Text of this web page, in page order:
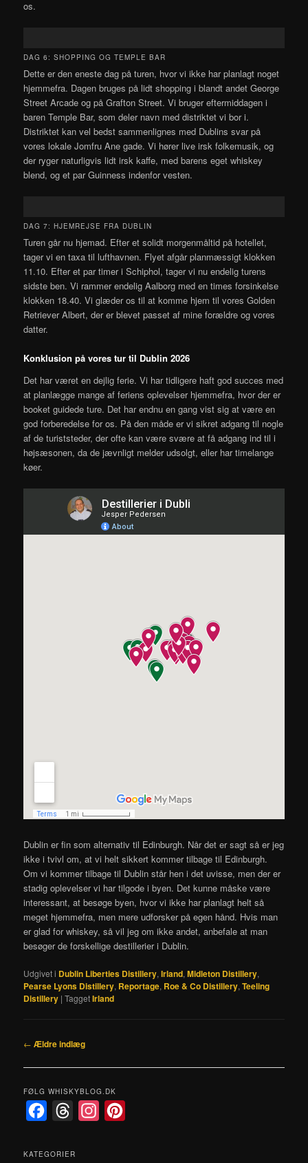
os.
DAG 6: SHOPPING OG TEMPLE BAR
Dette er den eneste dag på turen, hvor vi ikke har planlagt noget
hjemmefra. Dagen bruges på lidt shopping i blandt andet George
Street Arcade og på Grafton Street. Vi bruger eftermiddagen i
baren Temple Bar, som deler navn med distriktet vi bor i.
Distriktet kan vel bedst sammenlignes med Dublins svar på
vores lokale Jomfru Ane gade. Vi hører live irsk folkemusik, og
der ryger naturligvis lidt irsk kaffe, med barens eget whiskey
blend, og et par Guinness indenfor vesten.
DAG 7: HJEMREJSE FRA DUBLIN
Turen går nu hjemad. Efter et solidt morgenmåltid på hotellet,
tager vi en taxa til lufthavnen. Flyet afgår planmæssigt klokken
11.10. Efter et par timer i Schiphol, tager vi nu endelig turens
sidste ben. Vi rammer endelig Aalborg med en times forsinkelse
klokken 18.40. Vi glæder os til at komme hjem til vores Golden
Retriever Albert, der er blevet passet af mine forældre og vores
datter.
Konklusion på vores tur til Dublin 2026
Det har været en dejlig ferie. Vi har tidligere haft god succes med
at planlægge mange af feriens oplevelser hjemmefra, hvor der er
booket guidede ture. Det har endnu en gang vist sig at være en
god forberedelse for os. På den måde er vi sikret adgang til nogle
af de turiststeder, der ofte kan være svære at få adgang ind til i
højsæsonen, da de jævnligt melder udsolgt, eller har timelange
køer.
Dublin er fin som alternativ til Edinburgh. Når det er sagt så er jeg
ikke i tvivl om, at vi helt sikkert kommer tilbage til Edinburgh.
Om vi kommer tilbage til Dublin står hen i det uvisse, men der er
stadig oplevelser vi har tilgode i byen. Det kunne måske være
interessant, at besøge byen, hvor vi ikke har planlagt helt så
meget hjemmefra, men mere udforsker på egen hånd. Hvis man
er glad for whiskey, så vil jeg om ikke andet, anbefale at man
besøger de forskellige destillerier i Dublin.
Udgivet i Dublin Liberties Distillery,Irland,Midleton Distillery,
Pearse Lyons Distillery, Reportage, Roe & Co Distillery,Teeling
Distillery |TaggetIrland
Indlægsnavigation
← Ældre indlæg
FØLG WHISKYBLOG.DK
c
r
KATEGORIER